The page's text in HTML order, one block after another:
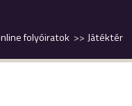
Játéktér
folyóiratok